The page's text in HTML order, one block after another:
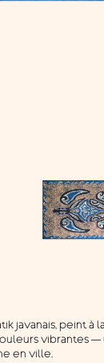
javanais, peint à
vibrantes —
en ville.